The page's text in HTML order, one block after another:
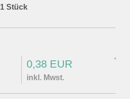
1 Stück
0,38 EUR *
inkl. Mwst.